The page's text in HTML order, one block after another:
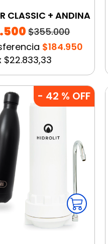
CLASSIC + ANDINA
$355.000
$184.950
$22.833,33
- 42 % OFF